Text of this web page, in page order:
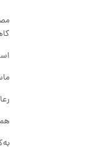
همیشه نسبت ۳ یا ۴